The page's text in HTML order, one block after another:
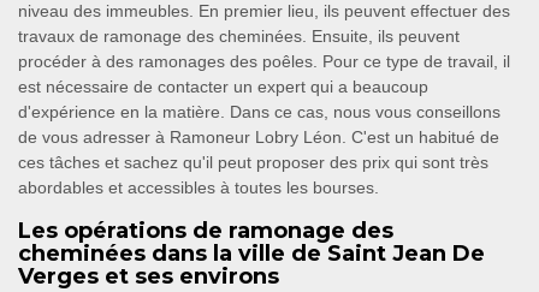
niveau des immeubles. En premier lieu, ils peuvent effectuer des
travaux de ramonage des cheminées. Ensuite, ils peuvent
procéder à des ramonages des poêles. Pour ce type de travail, il
est nécessaire de contacter un expert qui a beaucoup
d'expérience en la matière. Dans ce cas, nous vous conseillons
de vous adresser à Ramoneur Lobry Léon. C'est un habitué de
ces tâches et sachez qu'il peut proposer des prix qui sont très
abordables et accessibles à toutes les bourses.
Les opérations de ramonage des
cheminées dans la ville de Saint Jean De
Verges et ses environs